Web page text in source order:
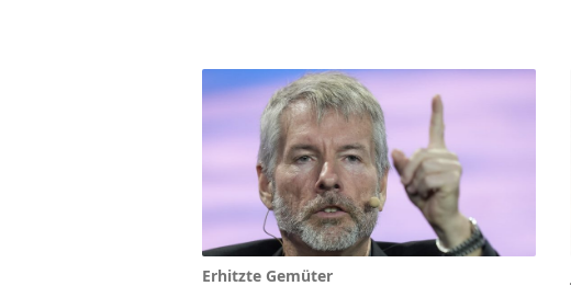
Erhitzte Gemüter